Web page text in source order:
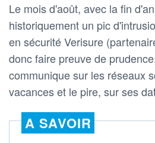
Le mois d'août, avec la fin
historiquement un pic
en sécurité Verisure
donc faire preuve de
communique sur les réseaux
vacances et le pire, sur ses
A SAVOIR